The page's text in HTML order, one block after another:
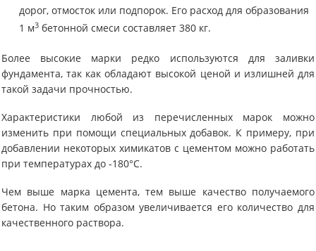
дорог, отмосток или подпорок. Его расход для образования
1 м3 бетонной смеси составляет 380 кг.
Более высокие марки редко используются для заливки
фундамента, так как обладают высокой ценой и излишней для
такой задачи прочностью.
Характеристики любой из перечисленных марок можно
изменить при помощи специальных добавок. К примеру, при
добавлении некоторых химикатов с цементом можно работать
при температурах до -180°С.
Чем выше марка цемента, тем выше качество получаемого
бетона. Но таким образом увеличивается его количество для
качественного раствора.